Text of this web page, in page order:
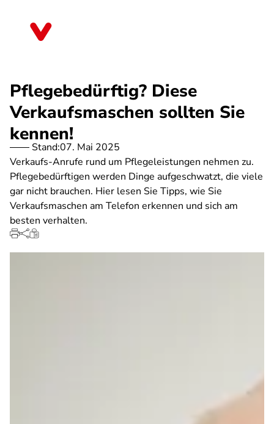
Pflegebedürftig? Diese
Verkaufsmaschen sollten Sie
kennen!
Stand:07. Mai 2025
Verkaufs-Anrufe rund um Pflegeleistungen nehmen zu.
Pflegebedürftigen werden Dinge aufgeschwatzt, die viele
gar nicht brauchen. Hier lesen Sie Tipps, wie Sie
Verkaufsmaschen am Telefon erkennen und sich am
besten verhalten.